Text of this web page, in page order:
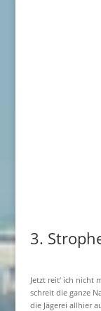
3.
Jetzt reit‘ ich nicht
schreit die ganze
die Jägerei allhier